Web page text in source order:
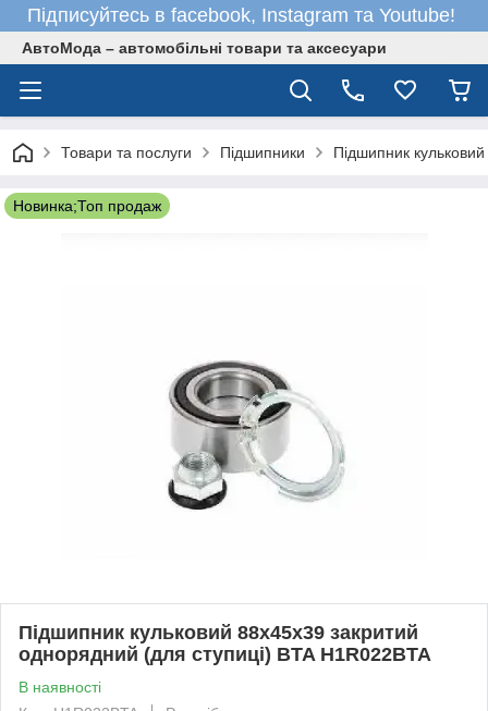
Підписуйтесь в facebook, Instagram та Youtube!
АвтоМода – автомобільні товари та аксесуари
Товари та послуги Підшипники Підшипник
Новинка;Топ продаж
Підшипник кульковий 88x45x39 закритий
однорядний (для ступиці) BTA H1R022BTA
В наявності